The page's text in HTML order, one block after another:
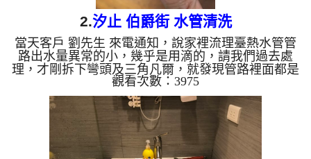
2.汐止 伯爵街 水管清洗
當天客戶 劉先生 來電通知，說家裡流理臺熱水管管
路出水量異常的小，幾乎是用滴的，請我們過去處
理，才剛拆下彎頭及三角凡爾，就發現管路裡面都是
汙泥鐵鏽，水幾乎無法通過，如下圖，於是本公司架
起 水管清洗機 ，開始 洗水管 過程中，管路堵住數
次，本公司改用特殊工法，管路不斷噴出髒水，如下
圖， 水管清洗 約兩個多小時，管路中的鐵鏽終於清
洗乾淨，客戶終於能正常使用水了。 清洗水管,水管
清洗, 洗水管, 熱水管堵塞, 熱水忽冷忽熱 ...
觀看次數：3975